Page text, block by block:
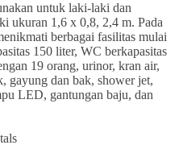
untuk laki-laki dan
ukuran 1,6 x 0,8, 2,4 m. Pada
berbagai fasilitas mulai
150 liter, WC berkapasitas
19 orang, urinor, kran air,
gayung dan bak, shower jet,
LED, gantungan baju, dan